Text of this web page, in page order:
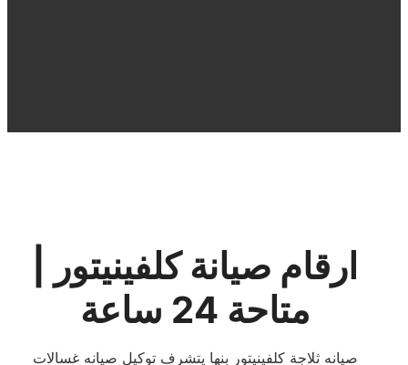
ارقام صيانة كلفينيتور |
متاحة 24 ساعة
صيانه ثلاجة كلفينيتور بنها يتشرف توكيل صيانه غسالات